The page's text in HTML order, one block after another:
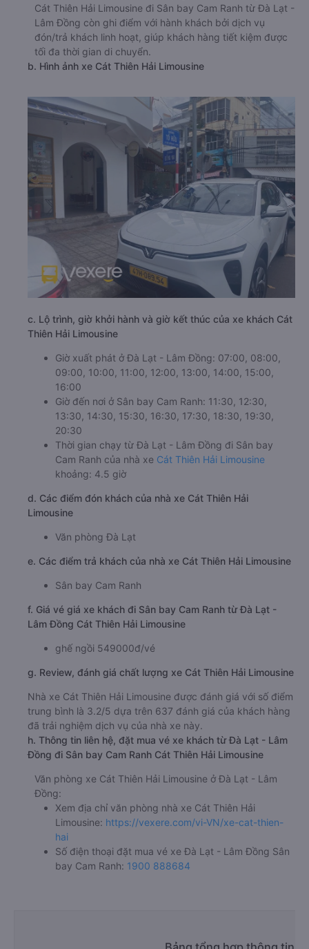
Cát Thiên Hải Limousine đi Sân bay Cam Ranh từ Đà Lạt -
Lâm Đồng còn ghi điểm với hành khách bởi dịch vụ
đón/trả khách linh hoạt, giúp khách hàng tiết kiệm được
tối đa thời gian di chuyển.
b. Hình ảnh xe Cát Thiên Hải Limousine
c. Lộ trình, giờ khởi hành và giờ kết thúc của xe khách Cát
Thiên Hải Limousine
Giờ xuất phát ở Đà Lạt - Lâm Đồng: 07:00, 08:00,
09:00, 10:00, 11:00, 12:00, 13:00, 14:00, 15:00,
16:00
Giờ đến nơi ở Sân bay Cam Ranh: 11:30, 12:30,
13:30, 14:30, 15:30, 16:30, 17:30, 18:30, 19:30,
20:30
Thời gian chạy từ Đà Lạt - Lâm Đồng đi Sân bay
Cam Ranh của nhà xe Cát Thiên Hải Limousine
khoảng: 4.5 giờ
d. Các điểm đón khách của nhà xe Cát Thiên Hải
Limousine
Văn phòng Đà Lạt
e. Các điểm trả khách của nhà xe Cát Thiên Hải Limousine
Sân bay Cam Ranh
f. Giá vé giá xe khách đi Sân bay Cam Ranh từ Đà Lạt -
Lâm Đồng Cát Thiên Hải Limousine
ghế ngồi 549000đ/vé
g. Review, đánh giá chất lượng xe Cát Thiên Hải Limousine
Nhà xe Cát Thiên Hải Limousine được đánh giá với số điểm
trung bình là 3.2/5 dựa trên 637 đánh giá của khách hàng
đã trải nghiệm dịch vụ của nhà xe này.
h. Thông tin liên hệ, đặt mua vé xe khách từ Đà Lạt - Lâm
Đồng đi Sân bay Cam Ranh Cát Thiên Hải Limousine
Văn phòng xe Cát Thiên Hải Limousine ở Đà Lạt - Lâm
Đồng:
Xem địa chỉ văn phòng nhà xe Cát Thiên Hải
Limousine: https://vexere.com/vi-VN/xe-cat-thien-
hai
Số điện thoại đặt mua vé xe Đà Lạt - Lâm Đồng Sân
bay Cam Ranh: 1900 888684